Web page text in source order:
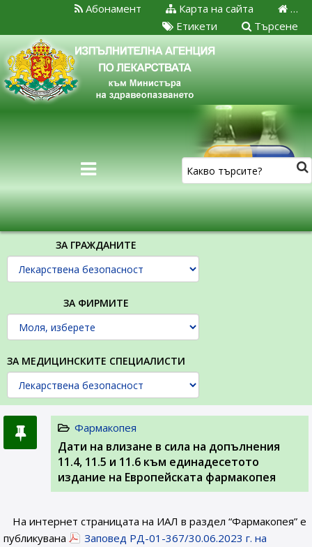
…
Карта на сайта
Абонамент
Търсене
Етикети
ЗА ГРАЖДАНИТЕ
ЗА ФИРМИТЕ
ЗА МЕДИЦИНСКИТЕ СПЕЦИАЛИСТИ
Фармакопея
Дати на влизане в сила на допълнения
11.4, 11.5 и 11.6 към единадесетото
издание на Европейската фармакопея
На интернет страницата на ИАЛ в раздел “Фармакопея” е
публикувана
Заповед РД-01-367/30.06.2023 г. на